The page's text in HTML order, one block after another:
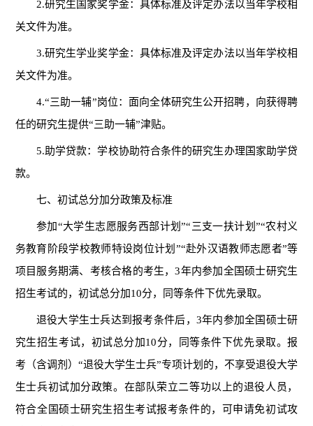
2.研究生国家奖学金：具体标准及评定办法以当年学校相
关文件为准。
3.研究生学业奖学金：具体标准及评定办法以当年学校相
关文件为准。
4.“三助一辅”岗位：面向全体研究生公开招聘，向获得聘
任的研究生提供“三助一辅”津贴。
5.助学贷款：学校协助符合条件的研究生办理国家助学贷
款。
七、初试总分加分政策及标准
参加“大学生志愿服务西部计划”“三支一扶计划 ”“农村义
务教育阶段学校教师特设岗位计划 ”“赴外汉语教师志愿者”等
项目服务期满、考核合格的考生，3年内参加全国硕士研究生
招生考试的，初试总分加10分，同等条件下优先录取。
退役大学生士兵达到报考条件后， 3年内参加全国硕士研
究生招生考试，初试总分加10分，同等条件下优先录取。报
考（含调剂） “退役大学生士兵”专项计划的，不享受退役大学
生士兵初试加分政策。在部队荣立二等功以上的退役人员 ，
符合全国硕士研究生招生考试报考条件的，可申请免初试攻